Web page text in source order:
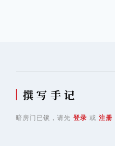
撰 写 手 记
暗房门已锁，请先 登录 或 注册